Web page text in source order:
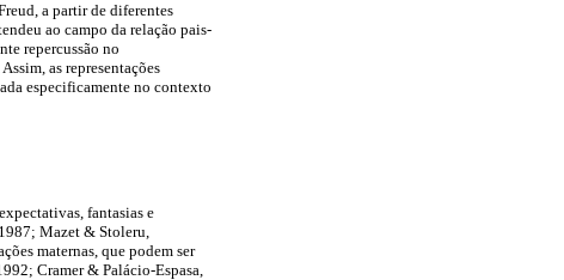
a partir de diferentes
ao campo da relação pais-
repercussão no
as representações
especificamente no contexto
fantasias e
Mazet & Stoleru,
maternas, que podem ser
Cramer & Palácio-Espasa,